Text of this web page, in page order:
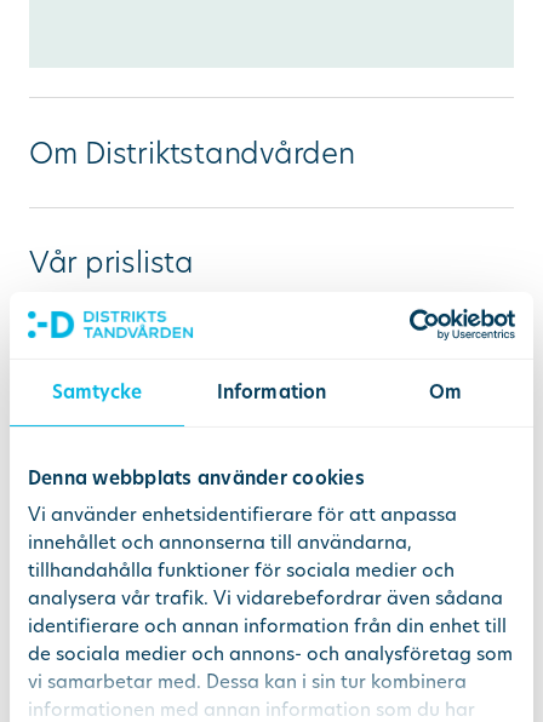
Samtycke Information Om
Denna webbplats använder cookies
Vi använder enhetsidentifierare för att anpassa
innehållet och annonserna till användarna,
tillhandahålla funktioner för sociala medier och
analysera vår trafik. Vi vidarebefordrar även sådana
identifierare och annan information från din enhet till
de sociala medier och annons- och analysföretag som
vi samarbetar med. Dessa kan i sin tur kombinera
informationen med annan information som du har
Om Distriktstandvården
Vår prislista
Känner du oro inför ditt
tandläkarbesök?
Vi hjälper dig att känna dig lugn
och trygg
läs mer